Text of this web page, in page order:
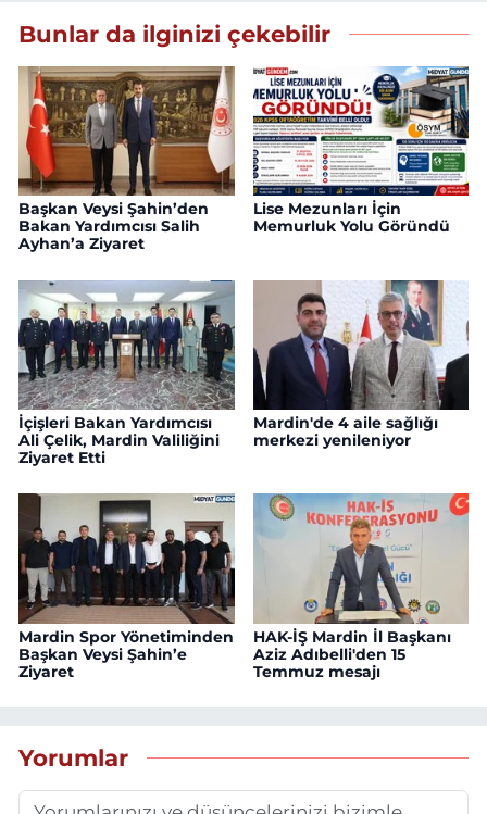
Bunlar da ilginizi çekebilir
Başkan Veysi Şahin’den
Bakan Yardımcısı Salih
Ayhan’a Ziyaret
Lise Mezunları İçin
Memurluk Yolu Göründü
İçişleri Bakan Yardımcısı
Ali Çelik, Mardin Valiliğini
Ziyaret Etti
Mardin'de 4 aile sağlığı
merkezi yenileniyor
Mardin Spor Yönetiminden
Başkan Veysi Şahin’e
Ziyaret
HAK-İŞ Mardin İl Başkanı
Aziz Adıbelli'den 15
Temmuz mesajı
Yorumlar